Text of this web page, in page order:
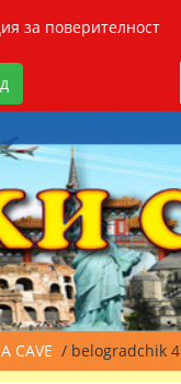
за поверителност
CAVE / belogradchik 4